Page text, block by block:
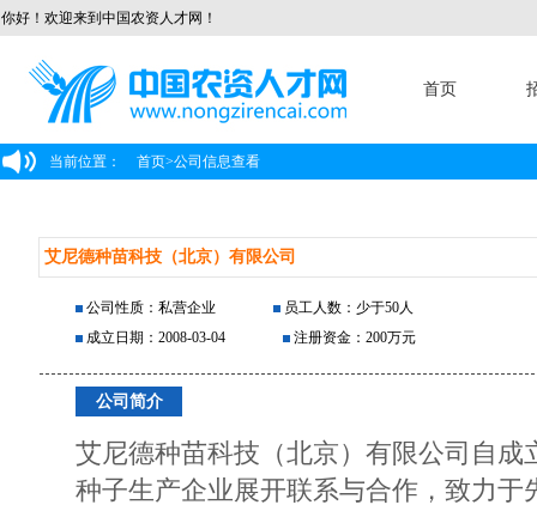
你好！欢迎来到中国农资人才网！
首页
当前位置： 首页>公司信息查看
艾尼德种苗科技（北京）有限公司
公司性质：私营企业
员工人数：少于50人
成立日期：2008-03-04
注册资金：200万元
公司简介
艾尼德种苗科技（北京）有限公司自成
种子生产企业展开联系与合作，致力于